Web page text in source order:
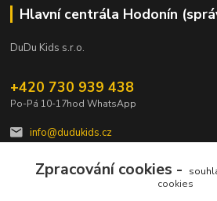
Hlavní centrála Hodonín
DuDu Kids s.r.o.
+420 730 939 438
Po-Pá 10-17hod WhatsApp
info@dudukids.cz
Zpracování cookies -
cookies